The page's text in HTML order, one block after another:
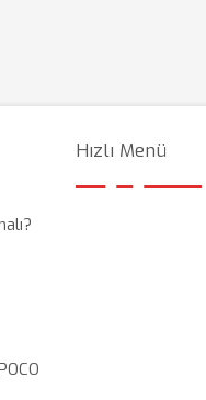
Hızlı Menü